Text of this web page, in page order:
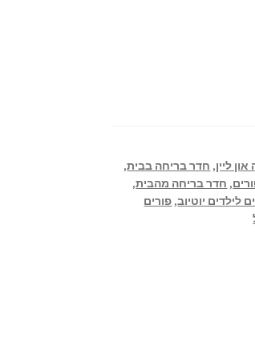
ליין, חדר בריחה בבית,
, חדר בריחה מהבית,
לילדים יוטיוב, פורים